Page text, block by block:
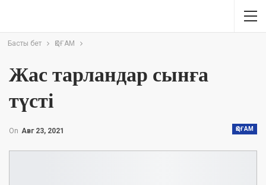
Басты бет ҚОҒАМ
Жас тарландар сынға
түсті
ҚОҒАМ
On Авг 23, 2021